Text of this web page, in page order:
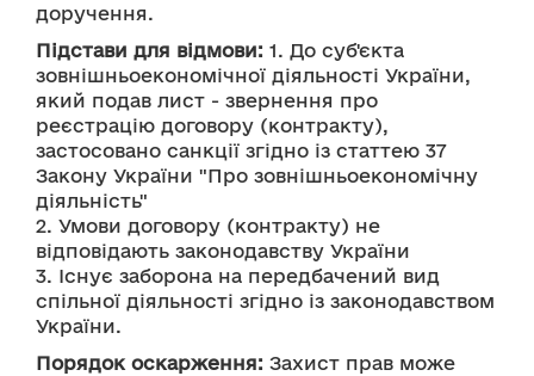
доручення.
Підстави для відмови: 1. До суб'єкта
зовнішньоекономічної діяльності України,
який подав лист - звернення про
реєстрацію договору (контракту),
застосовано санкції згідно із статтею 37
Закону України "Про зовнішньоекономічну
діяльність"
2. Умови договору (контракту) не
відповідають законодавству України
3. Існує заборона на передбачений вид
спільної діяльності згідно із законодавством
України.
Порядок оскарження: Захист прав може